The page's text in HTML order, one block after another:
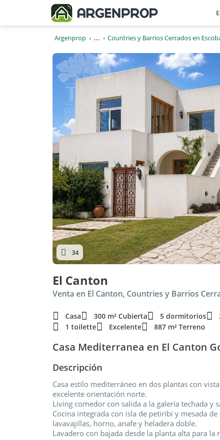
Argenprop ... Countries y Barrios Cerrados en
34
El Canton
Venta en El Canton, Countries y Barrios
Casa 300 m² Cubierta 5 dormitorios
1 toilette
Excelente 887 m² Terreno
Casa Mediterranea en El Canton
Descripción
Casa estilo mediterráneo en dos plantas con
excelente orientación norte.
Living comedor con salida a la galería techada y
Cocina integrada con isla de petiribi y mesada
lavavajillas, horno, anafe y heladera doble.
Lavadero con bajada desde la planta alta para la